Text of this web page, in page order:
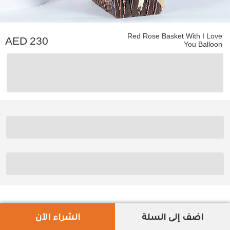
Red Rose Basket With I Love
You Balloon
230
اضف إلى السلة الشراء الآن